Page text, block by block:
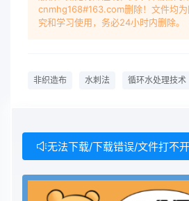
氮、磷等化学品是水质污染的主
面油剂选择不当,水刺后会产生大
是与微污染物相互作用成藻类,会
水中污染物的种为了保证设备的
的要求必类及采用的处理技术须
固体颗粒杂质;水质必须是在表1
功能中性范围的;水中尽量减少金
cnmhg168#163.com删除！文件均
究和学习使用，务必24小时内删除。
非织造布 水刺法 循环水处理技术
无法下载/下载错误/文件打不